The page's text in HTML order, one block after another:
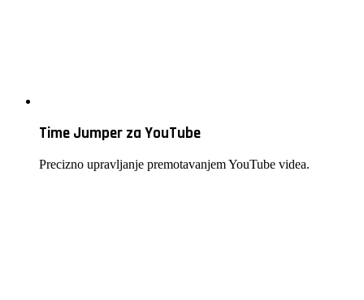
Time Jumper za YouTube
Precizno upravljanje premotavanjem YouTube videa.